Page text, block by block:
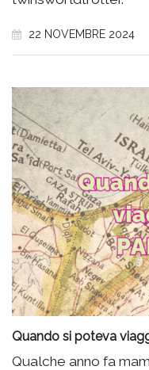
22 NOVEMBRE 2024
Quando si poteva
Qualche anno fa